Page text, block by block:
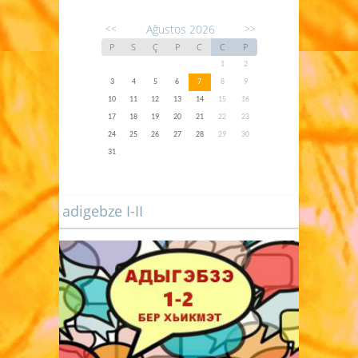
<< Ağustos 2026 >>
P S Ç P C C P
1
2
3
4 5 6 7 8
9
10
11 12 13 14 15
16
17
18 19 20 21 22
23
24
25 26 27 28 29
30
31
adigebze I-II